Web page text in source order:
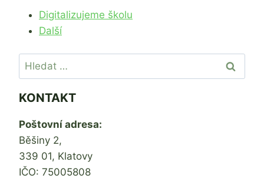
Digitalizujeme školu
Další
Vyhledávání
KONTAKT
Poštovní adresa:
Běšiny 2,
339 01, Klatovy
IČO: 75005808